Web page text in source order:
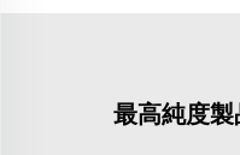
最高純度